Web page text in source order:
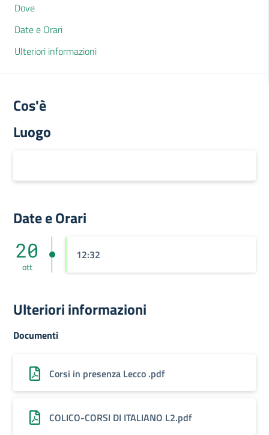
Dove
Date e Orari
Ulteriori informazioni
Cos'è
Luogo
Date e Orari
20
ott
12:32
Ulteriori informazioni
Documenti
Corsi in presenza Lecco .pdf
COLICO-CORSI DI ITALIANO L2.pdf